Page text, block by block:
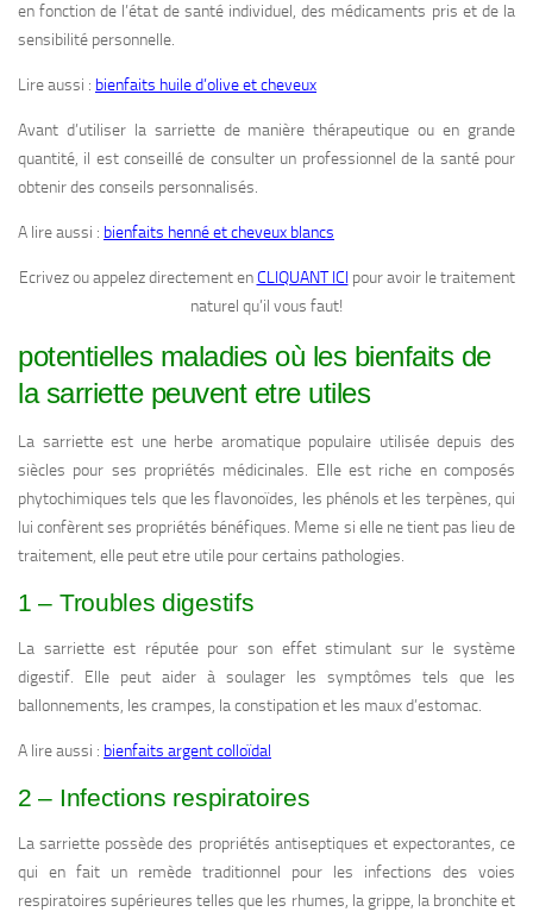
en fonction de l’état de santé individuel, des médicaments pris et de la
sensibilité personnelle.
Lire aussi : bienfaits huile d’olive et cheveux
Avant d’utiliser la sarriette de manière thérapeutique ou en grande
quantité, il est conseillé de consulter un professionnel de la santé pour
obtenir des conseils personnalisés.
A lire aussi : bienfaits henné et cheveux blancs
Ecrivez ou appelez directement enCLIQUANT ICI pour avoir le traitement
naturel qu’il vous faut!
potentielles maladies où les bienfaits de
la sarriette peuvent etre utiles
La sarriette est une herbe aromatique populaire utilisée depuis des
siècles pour ses propriétés médicinales. Elle est riche en composés
phytochimiques tels que les flavonoïdes, les phénols et les terpènes, qui
lui confèrent ses propriétés bénéfiques. Meme si elle ne tient pas lieu de
traitement, elle peut etre utile pour certains pathologies.
1 – Troubles digestifs
La sarriette est réputée pour son effet stimulant sur le système
digestif. Elle peut aider à soulager les symptômes tels que les
ballonnements, les crampes, la constipation et les maux d’estomac.
A lire aussi : bienfaits argent colloïdal
2 – Infections respiratoires
La sarriette possède des propriétés antiseptiques et expectorantes, ce
qui en fait un remède traditionnel pour les infections des voies
respiratoires supérieures telles que les rhumes, la grippe, la bronchite et